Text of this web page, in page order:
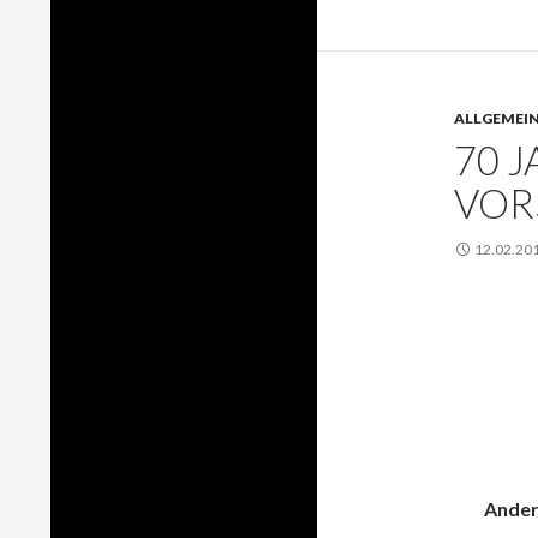
ALLGEMEIN
70